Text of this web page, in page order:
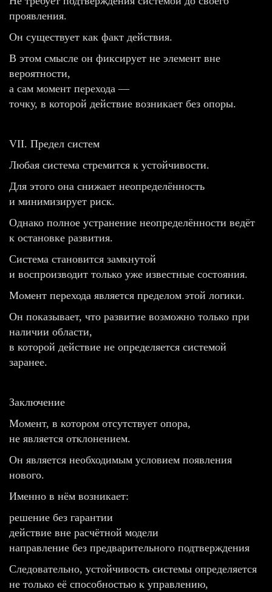
проявления.
Он существует как факт действия.
В этом смысле он фиксирует не элемент вне
вероятности,
а сам момент перехода —
точку, в которой действие возникает без опоры.
VII. Предел систем
Любая система стремится к устойчивости.
Для этого она снижает неопределённость
и минимизирует риск.
Однако полное устранение неопределённости ведёт
к остановке развития.
Система становится замкнутой
и воспроизводит только уже известные состояния.
Момент перехода является пределом этой логики.
Он показывает, что развитие возможно только при
наличии области,
в которой действие не определяется системой
заранее.
Заключение
Момент, в котором отсутствует опора,
не является отклонением.
Он является необходимым условием появления
нового.
Именно в нём возникает:
решение без гарантии
действие вне расчётной модели
направление без предварительного подтверждения
Следовательно, устойчивость системы определяется
не только её способностью к управлению,